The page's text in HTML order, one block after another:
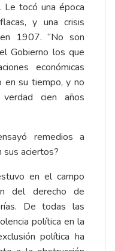
Le tocó una época
y una crisis
1907. “No son
Gobierno los que
económicas
en su tiempo, y no
cien años
remedios a
sus aciertos?
en el campo
del derecho de
De todas las
política en la
política ha